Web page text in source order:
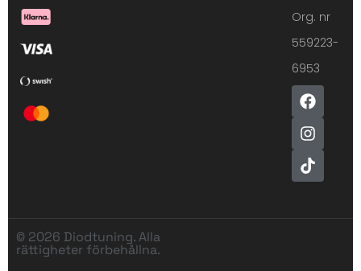
Org. nr
559223-
6953
© 2026 Diodtuning. Alla
rättigheter förbehållna.